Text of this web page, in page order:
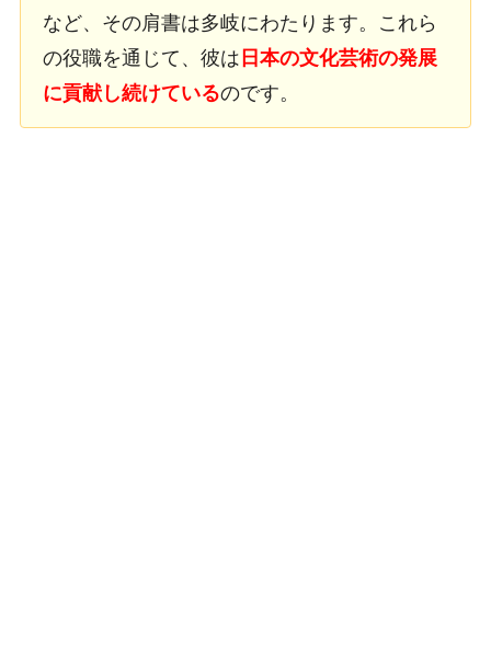
など、その肩書は多岐にわたります。これら
の役職を通じて、彼は 日本の文化芸術の発展
に貢献し続けているのです。